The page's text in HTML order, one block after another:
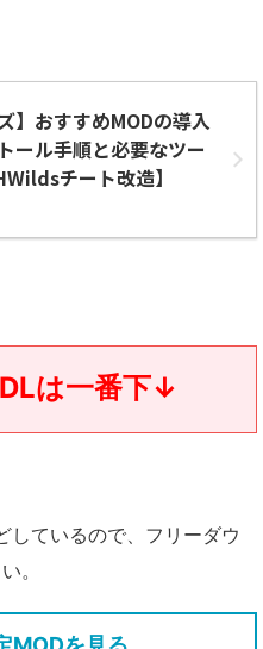
】おすすめMODの導入
ール手順と必要なツー
チート改造】
は一番下↓
しているので、フリーダウ
。